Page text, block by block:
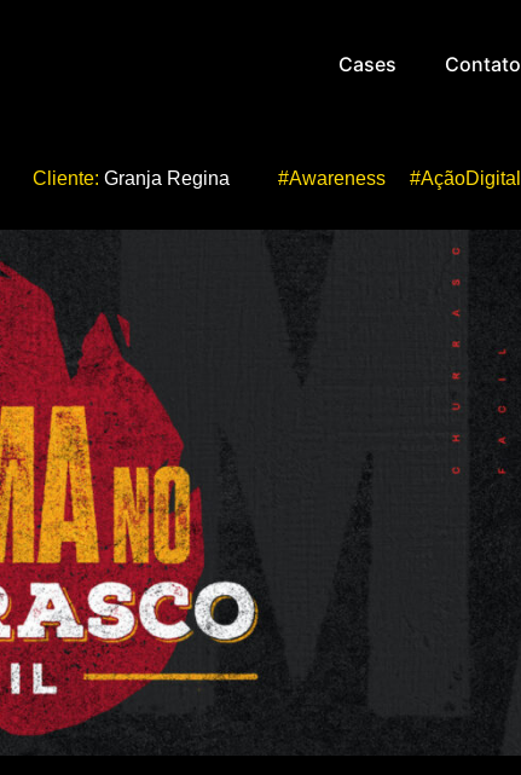
Cases Contato
Cliente: Granja Regina #Awareness #AçãoDigital